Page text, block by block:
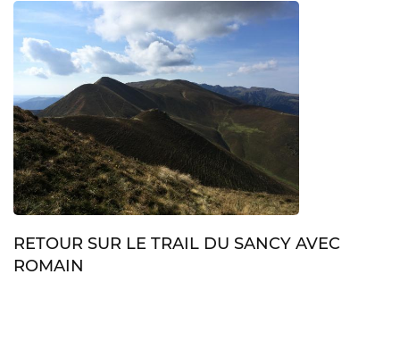
RETOUR SUR LE TRAIL DU SANCY AVEC
ROMAIN